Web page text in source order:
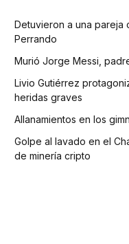
Detuvieron a una pareja
Perrando
Murió Jorge Messi,
Livio Gutiérrez
heridas graves
Allanamientos en los
Golpe al lavado en el
de minería cripto